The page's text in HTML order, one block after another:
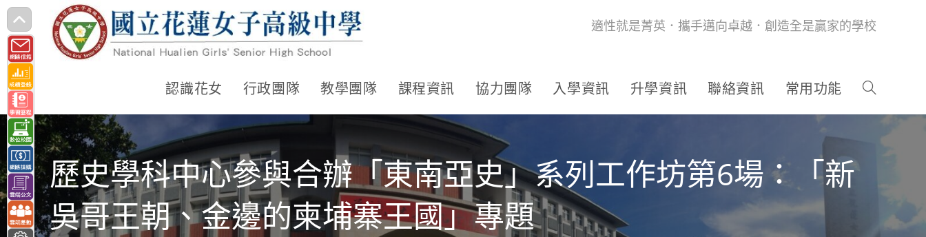
跳
轉
至
主
要
內
容
適性就是菁英．攜手邁向卓越．創造全是贏家的學校
認識花女 行政團隊 教學團隊 課程資訊 協力團隊 入學資訊 升學資訊 聯絡資訊 常用功能
歷史學科中心參與合辦「東南亞史」系列工作坊第6場：「新
吳哥王朝、金邊的柬埔寨王國」專題